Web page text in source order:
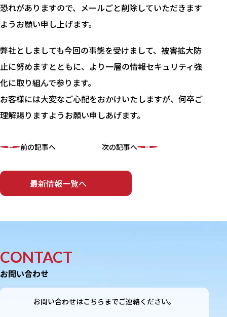
恐れがありますので、メールごと削除していただきます
ようお願い申し上げます。
弊社としましても今回の事態を受けまして、被害拡大防
止に努めますとともに、より一層の情報セキュリティ強
化に取り組んで参ります。
お客様には大変なご心配をおかけいたしますが、何卒ご
理解賜りますようお願い申しあげます。
前の記事へ
最新情報一覧へ
次の記事へ
CONTACT
お問い合わせ
お問い合わせはこちらまでご連絡ください。